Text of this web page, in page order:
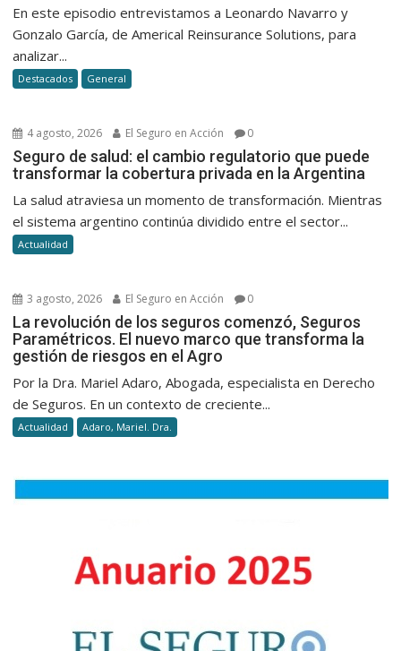
En este episodio entrevistamos a Leonardo Navarro y
Gonzalo García, de Americal Reinsurance Solutions, para
analizar...
Destacados General
4 agosto, 2026 El Seguro en Acción 0
Seguro de salud: el cambio regulatorio que puede
transformar la cobertura privada en la Argentina
La salud atraviesa un momento de transformación. Mientras
el sistema argentino continúa dividido entre el sector...
Actualidad
3 agosto, 2026 El Seguro en Acción 0
La revolución de los seguros comenzó, Seguros
Paramétricos. El nuevo marco que transforma la
gestión de riesgos en el Agro
Por la Dra. Mariel Adaro, Abogada, especialista en Derecho
de Seguros. En un contexto de creciente...
Actualidad Adaro, Mariel. Dra.